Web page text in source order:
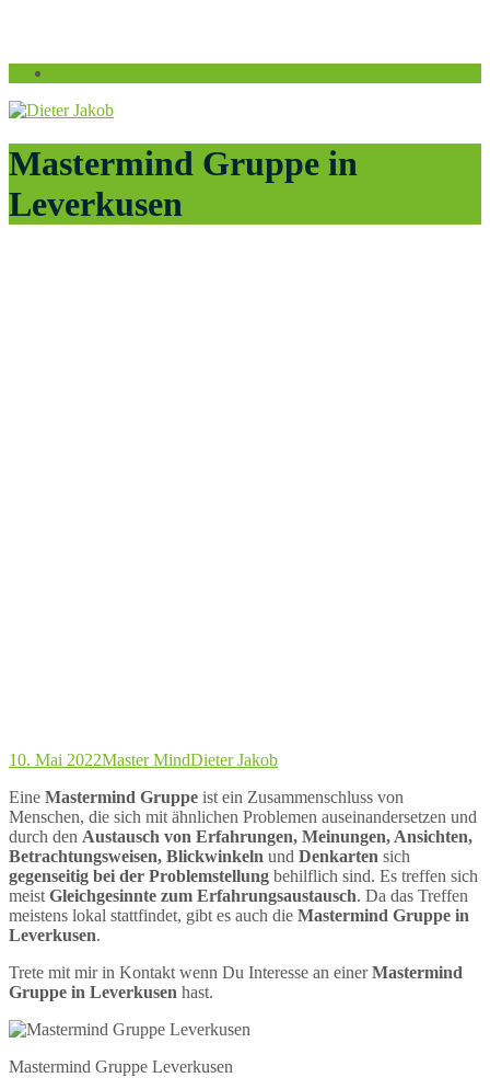
Mastermind Gruppe in
Leverkusen
10. Mai 2022Master MindDieter Jakob
Eine Mastermind Gruppe ist ein Zusammenschluss von
Menschen, die sich mit ähnlichen Problemen auseinandersetzen und
durch den Austausch von Erfahrungen, Meinungen, Ansichten,
Betrachtungsweisen, Blickwinkeln und Denkarten sich
gegenseitig bei der Problemstellung behilflich sind. Es treffen sich
meist Gleichgesinnte zum Erfahrungsaustausch. Da das Treffen
meistens lokal stattfindet, gibt es auch die Mastermind Gruppe in
Leverkusen.
Trete mit mir in Kontakt wenn Du Interesse an einerMastermind
Gruppe in Leverkusen hast.
Mastermind Gruppe Leverkusen